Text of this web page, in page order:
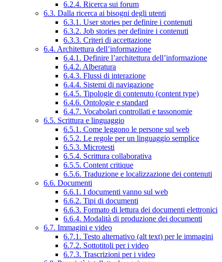
6.2.4. Ricerca sui forum
6.3. Dalla ricerca ai bisogni degli utenti
6.3.1. User stories per definire i contenuti
6.3.2. Job stories per definire i contenuti
6.3.3. Criteri di accettazione
6.4. Architettura dell’informazione
6.4.1. Definire l’architettura dell’informazione
6.4.2. Alberatura
6.4.3. Flussi di interazione
6.4.4. Sistemi di navigazione
6.4.5. Tipologie di contenuto (content type)
6.4.6. Ontologie e standard
6.4.7. Vocabolari controllati e tassonomie
6.5. Scrittura e linguaggio
6.5.1. Come leggono le persone sul web
6.5.2. Le regole per un linguaggio semplice
6.5.3. Microtesti
6.5.4. Scrittura collaborativa
6.5.5. Content critique
6.5.6. Traduzione e localizzazione dei contenuti
6.6. Documenti
6.6.1. I documenti vanno sul web
6.6.2. Tipi di documenti
6.6.3. Formato di lettura dei documenti elettronici
6.6.4. Modalità di produzione dei documenti
6.7. Immagini e video
6.7.1. Testo alternativo (alt text) per le immagini
6.7.2. Sottotitoli per i video
6.7.3. Trascrizioni per i video